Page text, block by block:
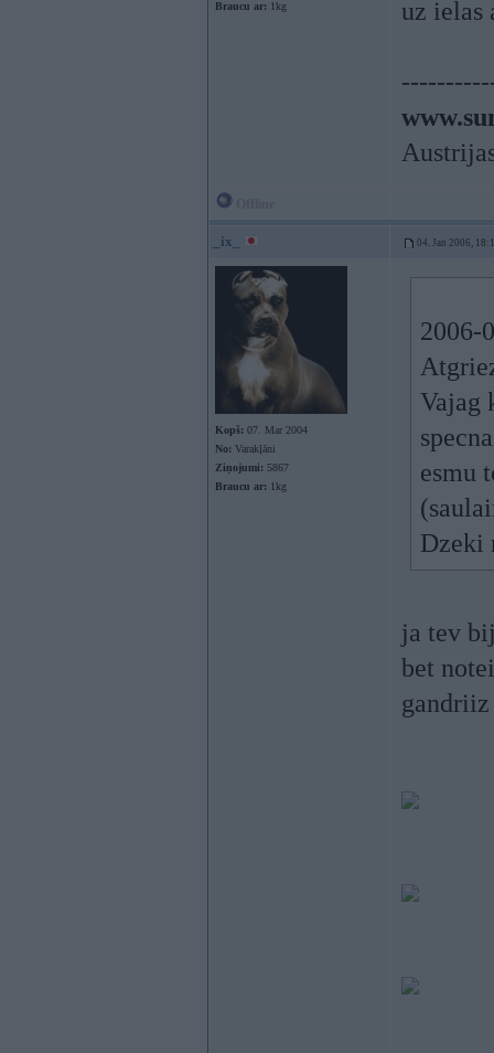
Braucu ar: 1kg uz
_ix_ 04. Jan 2006,
Kopš: 07. Mar 2004
No: Varakļāni
Ziņojumi: 5867
Braucu ar: 1kg
2006-
Vajag
esmu
Dzeki
ja tev
bet